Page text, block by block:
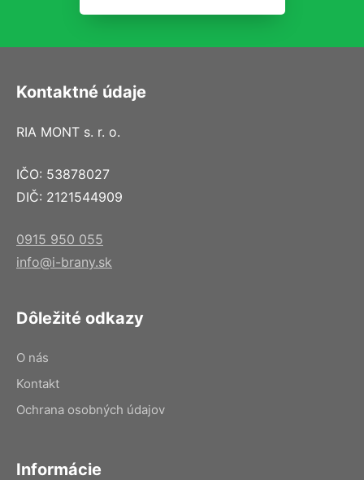
Kontaktné údaje
RIA MONT s. r. o.
IČO: 53878027
DIČ: 2121544909
0915 950 055
info@i-brany.sk
Dôležité odkazy
O nás
Kontakt
Ochrana osobných údajov
Informácie